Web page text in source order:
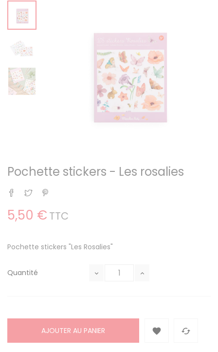
Pochette stickers - Les rosalies
Partager
Tweet
5,50 € TTC
Pochette stickers "Les Rosalies"
Quantité
AJOUTER AU PANIER  